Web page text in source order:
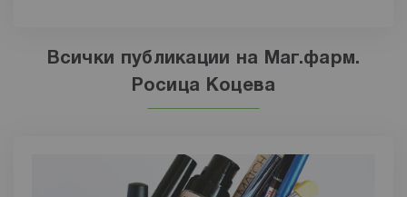
Всички публикации на Маг.фарм.
Росица Коцева